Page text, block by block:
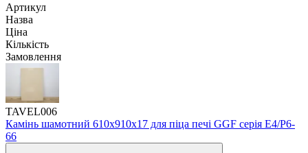
Артикул
Назва
Ціна
Кількість
Замовлення
TAVEL006
Камінь шамотний 610х910х17 для піца печі GGF серія Е4/Р6-
66